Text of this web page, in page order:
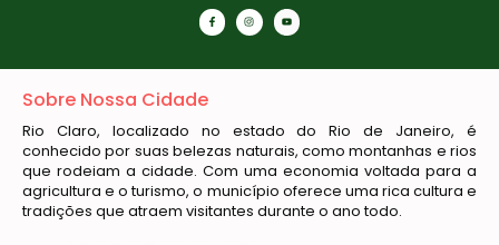
Sobre Nossa Cidade
Rio Claro, localizado no estado do Rio de Janeiro, é
conhecido por suas belezas naturais, como montanhas e rios
que rodeiam a cidade. Com uma economia voltada para a
agricultura e o turismo, o município oferece uma rica cultura e
tradições que atraem visitantes durante o ano todo.